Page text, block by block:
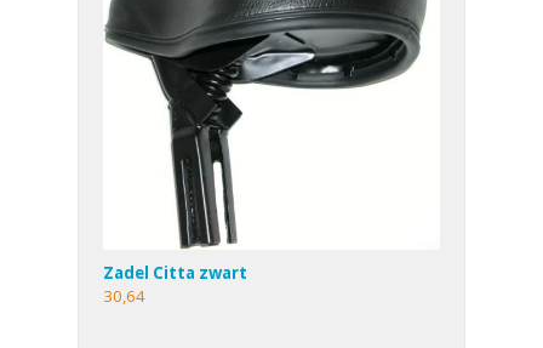
Zadel Citta zwart
30,64